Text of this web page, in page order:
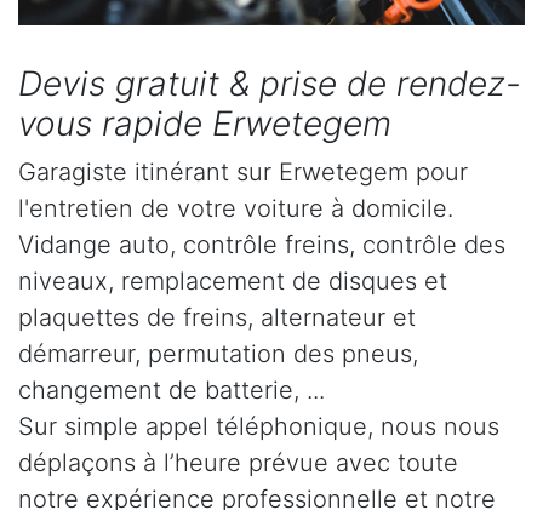
Devis gratuit & prise de rendez-
vous rapide Erwetegem
Garagiste itinérant sur Erwetegem pour
l'entretien de votre voiture à domicile.
Vidange auto, contrôle freins, contrôle des
niveaux, remplacement de disques et
plaquettes de freins, alternateur et
démarreur, permutation des pneus,
changement de batterie, ...
Sur simple appel téléphonique, nous nous
déplaçons à l’heure prévue avec toute
notre expérience professionnelle et notre